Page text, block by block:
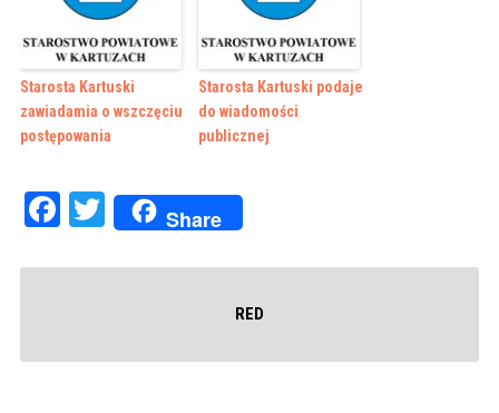
Starosta Kartuski
zawiadamia o wszczęciu
postępowania
Starosta Kartuski podaje
do wiadomości
publicznej
Facebook
Twitter
Share
RED